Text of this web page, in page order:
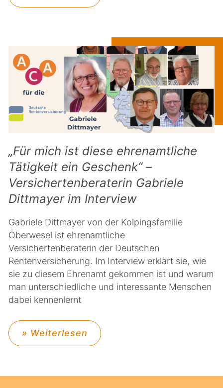
„Für mich ist diese ehrenamtliche
Tätigkeit ein Geschenk“ –
Versichertenberaterin Gabriele
Dittmayer im Interview
Gabriele Dittmayer von der Kolpingsfamilie
Oberwesel ist ehrenamtliche
Versichertenberaterin der Deutschen
Rentenversicherung. Im Interview erklärt sie, wie
sie zu diesem Ehrenamt gekommen ist und warum
man unterschiedliche und interessante Menschen
dabei kennenlernt
» Weiterlesen